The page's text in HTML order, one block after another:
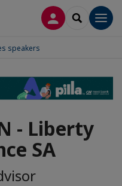
CONNEXION
speakers
- Liberty
SA